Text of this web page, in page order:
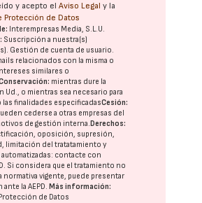
y acepto elAviso Legal y la
Protección de Datos
Interempresas Media, S.L.U.
Suscripción a nuestra(s)
Gestión de cuenta de usuario.
relacionados con la misma o
similares o
mientras dure la
Ud., o mientras sea necesario para
las finalidades especificadasCesión:
cederse a otras empresas del
de gestión interna. Derechos:
oposición, supresión,
limitación del tratatamiento y
contacte con
. Si considera que el tratamiento no
normativa vigente, puede presentar
ante laAEPD. Más información:
de Datos